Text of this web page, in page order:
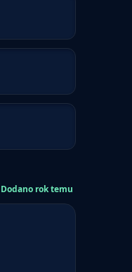
Dodano rok temu